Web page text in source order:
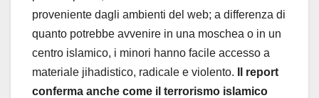
proveniente dagli ambienti del web; a differenza di
quanto potrebbe avvenire in una moschea o in un
centro islamico, i minori hanno facile accesso a
materiale jihadistico, radicale e violento.
Il report
conferma anche come il terrorismo islamico